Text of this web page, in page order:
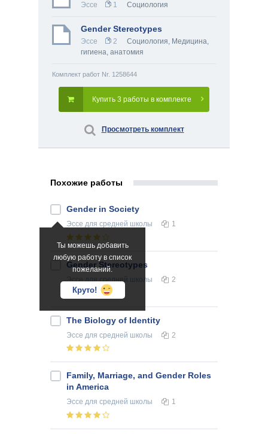
Эссе 1 Социология
Gender Stereotypes
Эссе 2 Социология, Медицина,
гигиена, анатомия
Комплект работ Nr. 1258644
Купить 3 работы в комплекте
Просмотреть комплект
Похожие работы
Ты можешь добавить
любую работу в список
пожеланий.
Круто!
Gender in Society
Эссе для средней школы 1
Gender Stereotypes
Эсседля средней школы 2
The Biology of Identity
Эссе для средней школы 2
Family, Marriage, and Gender Roles
in America
Эссе для средней школы 1